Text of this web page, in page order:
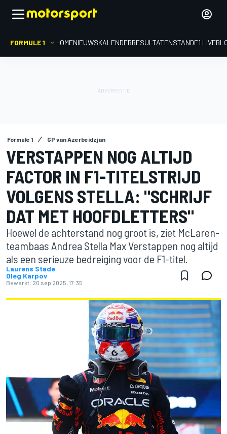
FORMULE 1 HOMENIEUWSKALENDERRESULTATENSTANDF1
Formule 1 GP van Azerbeidzjan
VERSTAPPEN NOG ALTIJD
FACTOR IN F1-TITELSTRIJD
VOLGENS STELLA: "SCHRIJF
DAT MET HOOFDLETTERS"
Hoewel de achterstand nog groot is, ziet McLaren-
teambaas Andrea Stella Max Verstappen nog altijd
als een serieuze bedreiging voor de F1-titel.
Laurens Stade
Oleg Karpov
Bewerkt: 20 sep 2025, 17:35